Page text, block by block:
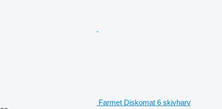
Farmet Diskomat 6 skivharv